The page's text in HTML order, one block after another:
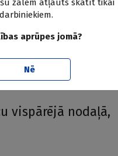
noģērbties, dodoties pie
Covid–19. Kopā ar
ministrijas un PSKUS
video, kādus individuālos
nodaļā, informācija
vispārējā nodaļā,
zālēm atļauts skatīt tikai
aprūpes jomā?
Nē